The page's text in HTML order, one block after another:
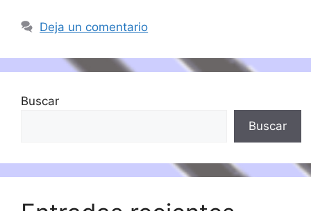
Deja un comentario
Buscar
Buscar